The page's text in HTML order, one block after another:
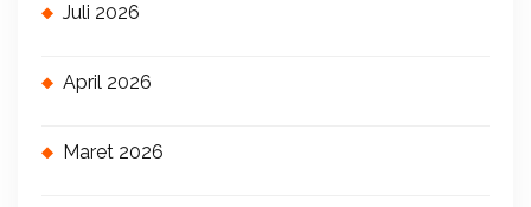
Juli 2026
April 2026
Maret 2026